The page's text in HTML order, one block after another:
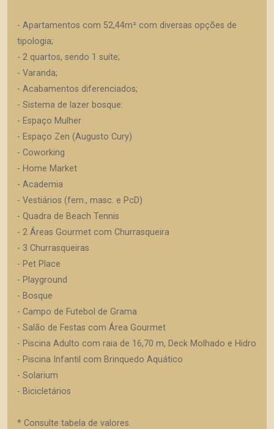
- Apartamentos com 52,44m² com diversas opções de
tipologia;
- 2 quartos, sendo 1 suíte;
- Varanda;
- Acabamentos diferenciados;
- Sistema de lazer bosque:
- Espaço Mulher
- Espaço Zen (Augusto Cury)
- Coworking
- Home Market
- Academia
- Vestiários (fem., masc. e PcD)
- Quadra de Beach Tennis
- 2 Áreas Gourmet com Churrasqueira
- 3 Churrasqueiras
- Pet Place
- Playground
- Bosque
- Campo de Futebol de Grama
- Salão de Festas com Área Gourmet
- Piscina Adulto com raia de 16,70 m, Deck Molhado e Hidro
- Piscina Infantil com Brinquedo Aquático
- Solarium
- Bicicletários
* Consulte tabela de valores.